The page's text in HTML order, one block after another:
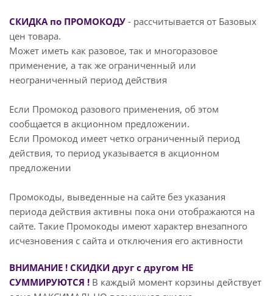
СКИДКА по ПРОМОКОДУ - рассчитывается от Базовых
цен товара.
Может иметь как разовое, так и многоразовое
применение, а так же ограниченный или
неограниченный период действия
Если Промокод разового применения, об этом
сообщается в акционном предложении.
Если Промокод имеет четко ограниченный период
действия, то период указывается в акционном
предложении
Промокоды, выведенные на сайте без указания
периода действия активны пока они отображаются на
сайте. Такие Промокоды имеют характер внезапного
исчезновения с сайта и отключения его активности
ВНИМАНИЕ ! СКИДКИ друг с другом НЕ
СУММИРУЮТСЯ ! В каждый момент корзины действует